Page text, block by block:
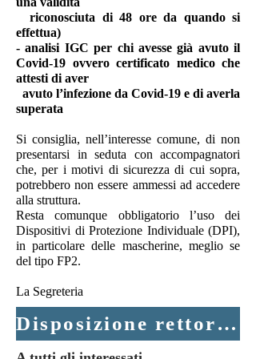
riconosciuta di 48 ore da quando si
effettua)
- analisi IGC per chi avesse già avuto il
Covid-19 ovvero certificato medico che
attesti di aver
avuto l’infezione da Covid-19 e di averla
superata
Si consiglia, nell’interesse comune, di non
presentarsi in seduta con accompagnatori
che, per i motivi di sicurezza di cui sopra,
potrebbero non essere ammessi ad accedere
alla struttura.
Resta comunque obbligatorio l’uso dei
Dispositivi di Protezione Individuale (DPI),
in particolare delle mascherine, meglio se
del tipo FP2.
La Segreteria
Disposizione rettorale del 02/03/2021